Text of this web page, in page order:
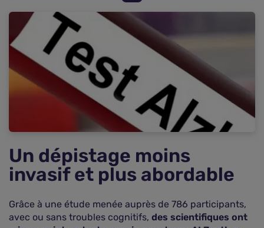
L'espoir d'un diagnostic systématique
Un dépistage moins
invasif et plus abordable
Grâce à une étude menée auprès de 786 participants,
avec ou sans troubles cognitifs, des scientifiques ont